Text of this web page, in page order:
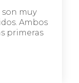
son muy
Ambos
primeras